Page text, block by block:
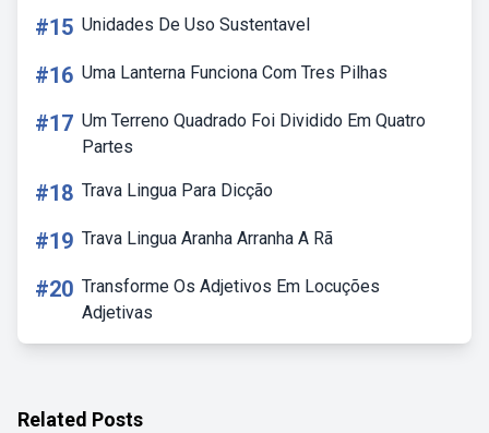
#15 Unidades De Uso Sustentavel
#16 Uma Lanterna Funciona Com Tres Pilhas
#17 Um Terreno Quadrado Foi Dividido Em Quatro
Partes
#18 Trava Lingua Para Dicção
#19 Trava Lingua Aranha Arranha A Rã
#20 Transforme Os Adjetivos Em Locuções
Adjetivas
Related Posts